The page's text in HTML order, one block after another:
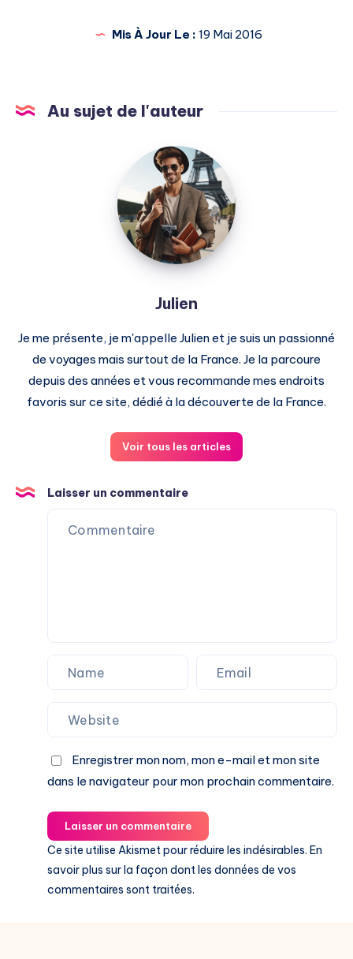
Mis À Jour Le : 19 Mai 2016
Au sujet de l'auteur
Julien
Julien
Je me présente, je m'appelle Julien et je suis un passionné
de voyages mais surtout de la France. Je la parcoure
depuis des années et vous recommande mes endroits
favoris sur ce site, dédié à la découverte de la France.
Voir tous les articles
Laisser un commentaire
Enregistrer mon nom, mon e-mail et mon site
dans le navigateur pour mon prochain commentaire.
Laisser un commentaire
Ce site utilise Akismet pour réduire les indésirables. En
savoir plus sur la façon dont les données de vos
commentaires sont traitées.